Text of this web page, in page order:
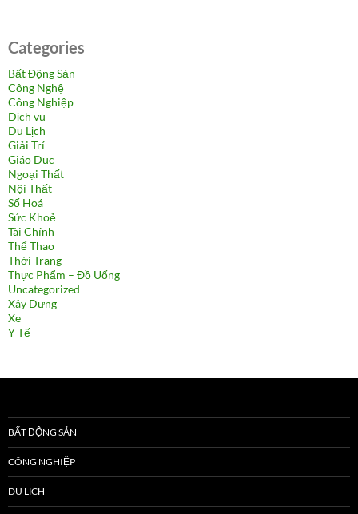
Categories
Bất Động Sản
Công Nghệ
Công Nghiệp
Dịch vụ
Du Lịch
Giải Trí
Giáo Dục
Ngoại Thất
Nội Thất
Số Hoá
Sức Khoẻ
Tài Chính
Thể Thao
Thời Trang
Thực Phẩm – Đồ Uống
Uncategorized
Xây Dựng
Xe
Y Tế
BẤT ĐỘNG SẢN
CÔNG NGHIỆP
DU LỊCH